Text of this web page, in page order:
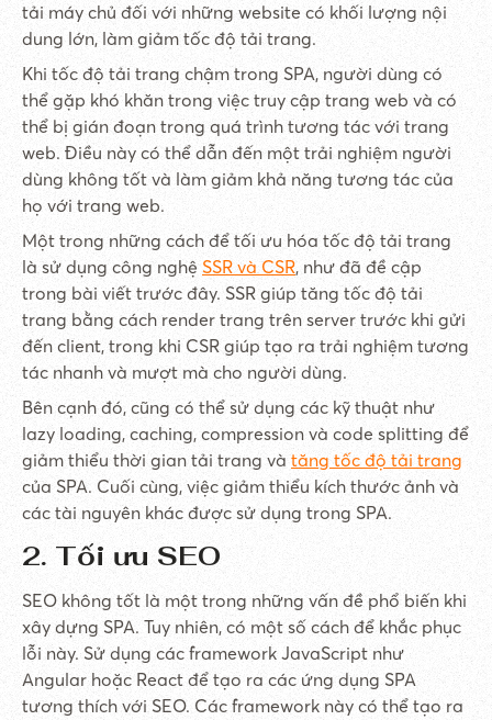
tải máy chủ đối với những website có khối lượng nội
dung lớn, làm giảm tốc độ tải trang.
Khi tốc độ tải trang chậm trong SPA, người dùng có
thể gặp khó khăn trong việc truy cập trang web và có
thể bị gián đoạn trong quá trình tương tác với trang
web. Điều này có thể dẫn đến một trải nghiệm người
dùng không tốt và làm giảm khả năng tương tác của
họ với trang web.
Một trong những cách để tối ưu hóa tốc độ tải trang
là sử dụng công nghệ SSR và CSR, như đã đề cập
trong bài viết trước đây. SSR giúp tăng tốc độ tải
trang bằng cách render trang trên server trước khi gửi
đến client, trong khi CSR giúp tạo ra trải nghiệm tương
tác nhanh và mượt mà cho người dùng.
Bên cạnh đó, cũng có thể sử dụng các kỹ thuật như
lazy loading, caching, compression và code splitting để
giảm thiểu thời gian tải trang và tăng tốc độ tải trang
của SPA. Cuối cùng, việc giảm thiểu kích thước ảnh và
các tài nguyên khác được sử dụng trong SPA.
2. Tối ưu SEO
SEO không tốt là một trong những vấn đề phổ biến khi
xây dựng SPA. Tuy nhiên, có một số cách để khắc phục
lỗi này. Sử dụng các framework JavaScript như
Angular hoặc React để tạo ra các ứng dụng SPA
tương thích với SEO. Các framework này có thể tạo ra